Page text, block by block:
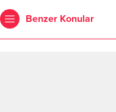
Benzer Konular